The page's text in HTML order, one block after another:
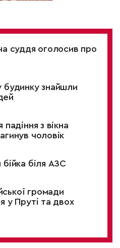
суддя оголосив про
будинку знайшли
з вікна
чоловік
біля АЗС
громади
у Пруті та двох